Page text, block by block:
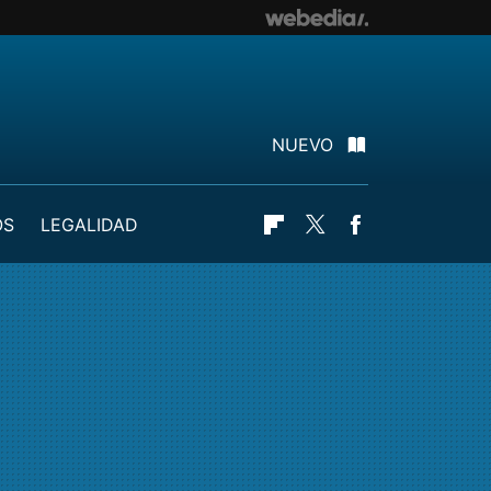
NUEVO
LEGALIDAD Flipboard
Twitter